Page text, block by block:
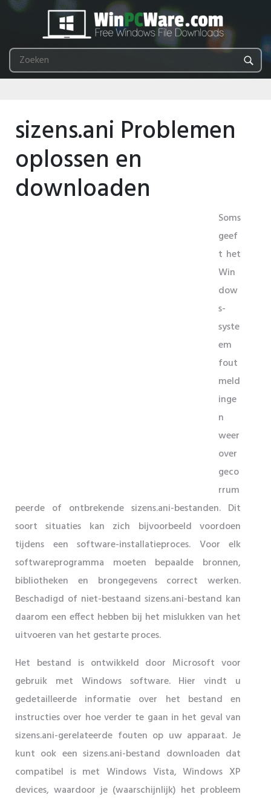
sizens.ani Problemen
oplossen en
downloaden
Soms
geef
t het
Win
dow
s-
syste
em
fout
meld
inge
n
weer
over
geco
rrum
peerde of ontbrekende sizens.ani-bestanden. Dit
soort situaties kan zich bijvoorbeeld voordoen
tijdens een software-installatieproces. Voor elk
softwareprogramma moeten bepaalde bronnen,
bibliotheken en brongegevens correct werken.
Beschadigd of niet-bestaand sizens.ani-bestand kan
daarom een ​​effect hebben bij het mislukken van het
uitvoeren van het gestarte proces.
Het bestand is ontwikkeld door Microsoft voor
gebruik met Windows software. Hier vindt u
gedetailleerde informatie over het bestand en
instructies over hoe verder te gaan in het geval van
sizens.ani-gerelateerde fouten op uw apparaat. Je
kunt ook een sizens.ani-bestand downloaden dat
compatibel is met Windows Vista, Windows XP
devices, waardoor je (waarschijnlijk) het probleem